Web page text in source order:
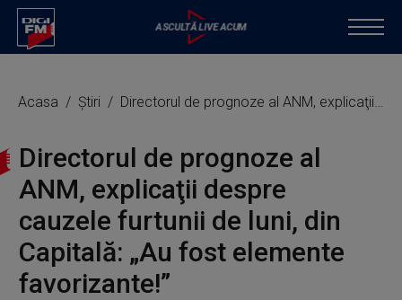
Acasa Știri Directorul de prognoze al ANM, explicaţii despre cauzele furtunii de luni, din Capitală: „Au fost elemente favorizante!”
Directorul de prognoze al
ANM, explicaţii despre
cauzele furtunii de luni, din
Capitală: „Au fost elemente
favorizante!”